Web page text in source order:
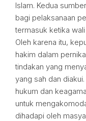
Islam. Kedua
bagi pelaksanaan
termasuk ketika
Oleh karena itu,
hakim dalam
tindakan yang
yang sah dan
hukum dan
untuk
dihadapi oleh